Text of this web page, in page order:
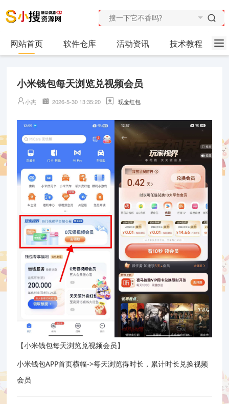
网站首页 软件仓库 活动资讯 技术教程
小米钱包每天浏览兑视频会员
小杰 2026-5-30 13:35:20 现金红包
【小米钱包每天浏览兑视频会员】
小米钱包APP首页横幅->每天浏览得时长，累计时长兑换视频
会员